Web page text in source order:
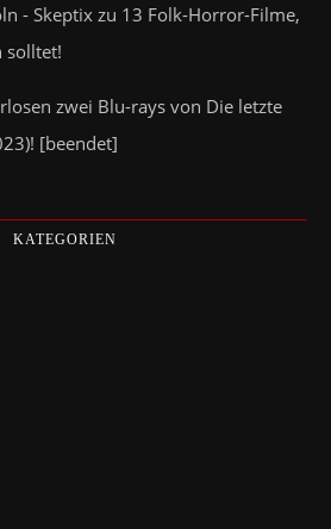
- Skeptix zu 13 Folk-Horror-Filme,
solltet!
zwei Blu-rays von Die letzte
[beendet]
KATEGORIEN